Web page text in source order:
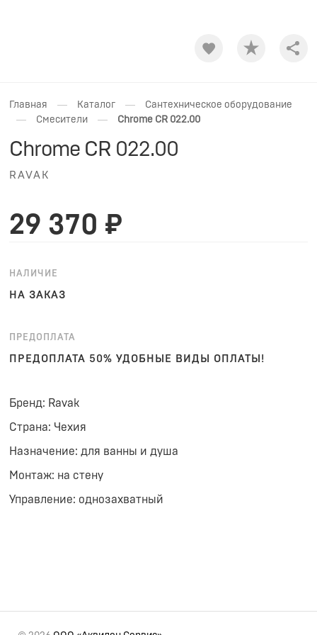
Главная — Каталог — Сантехническое оборудование
— Смесители — Chrome CR 022.00
Chrome CR 022.00
RAVAK
29 370 ₽
НАЛИЧИЕ
НА ЗАКАЗ
ПРЕДОПЛАТА
ПРЕДОПЛАТА 50% УДОБНЫЕ ВИДЫ ОПЛАТЫ!
Бренд: Ravak
Страна: Чехия
Назначение: для ванны и душа
Монтаж: на стену
Управление: однозахватный